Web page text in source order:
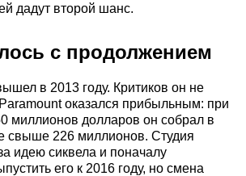
дадут второй шанс.
с продолжением
в 2013 году. Критиков он не
оказался прибыльным: при
миллионов долларов он собрал в
свыше 226 миллионов. Студия
идею сиквела и поначалу
его к 2016 году, но смена